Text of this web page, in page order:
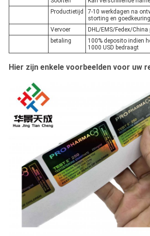
Productietijd
7-10 werkdagen na
storting en
Vervoer
DHL/EMS/Fedex/
betaling
100% deposito indien
1000 USD bedraagt
Hier zijn enkele voorbeelden voor uw